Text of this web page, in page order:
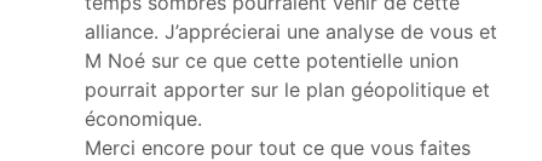
alliance. J’apprécierai une analyse de vous et
M Noé sur ce que cette potentielle union
pourrait apporter sur le plan géopolitique et
économique.
Merci encore pour tout ce que vous faites